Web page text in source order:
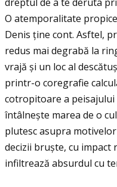
O atemporalitate
Denis ţine cont. Asftel,
redus mai degrabă la
vrajă și un loc al
printr-o coregrafie
cotropitoare a peisajului
întâlnește marea de o
plutesc asupra
decizii bruște, cu impact
infiltrează absurdul cu